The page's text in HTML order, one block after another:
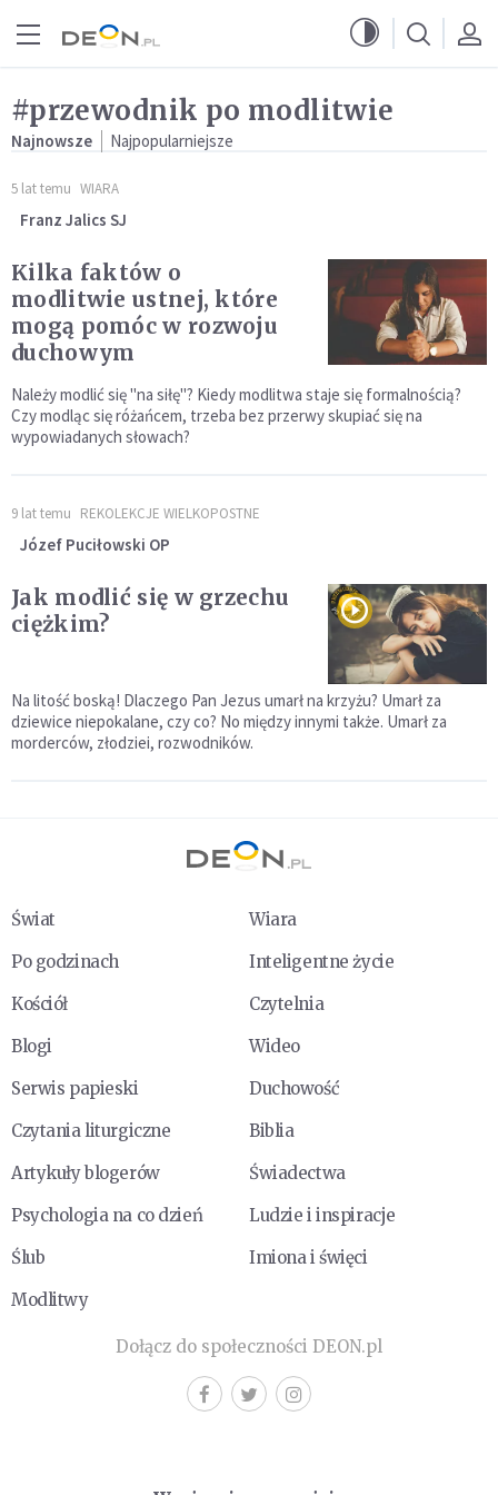
#przewodnik po modlitwie
Najnowsze Najpopularniejsze
5 lat temu WIARA
Franz Jalics SJ
Kilka faktów o
modlitwie ustnej, które
mogą pomóc w rozwoju
duchowym
Należy modlić się "na siłę"? Kiedy modlitwa staje się formalnością?
Czy modląc się różańcem, trzeba bez przerwy skupiać się na
wypowiadanych słowach?
9 lat temu REKOLEKCJE WIELKOPOSTNE
Józef Puciłowski OP
Jak modlić się w grzechu
ciężkim?
Na litość boską! Dlaczego Pan Jezus umarł na krzyżu? Umarł za
dziewice niepokalane, czy co? No między innymi także. Umarł za
morderców, złodziei, rozwodników.
Świat
Wiara
Po godzinach
Inteligentne życie
Kościół
Czytelnia
Blogi
Wideo
Serwis papieski
Duchowość
Czytania liturgiczne
Biblia
Artykuły blogerów
Świadectwa
Psychologia na co dzień
Ludzie i inspiracje
Ślub
Imiona i święci
Modlitwy
Dołącz do społeczności DEON.pl